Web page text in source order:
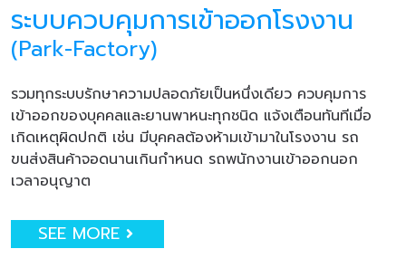
ระบบควบคุมการเข้าออกโรงงาน
(Park-Factory)
รวมทุกระบบรักษาความปลอดภัยเป็นหนึ่งเดียว ควบคุมการ
เข้าออกของบุคคลและยานพาหนะทุกชนิด แจ้งเตือนทันทีเมื่อ
เกิดเหตุผิดปกติ เช่น มีบุคคลต้องห้ามเข้ามาในโรงงาน รถ
ขนส่งสินค้าจอดนานเกินกำหนด รถพนักงานเข้าออกนอก
เวลาอนุญาต
SEE MORE